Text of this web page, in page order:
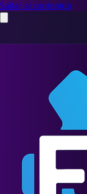
Saltar al contenido